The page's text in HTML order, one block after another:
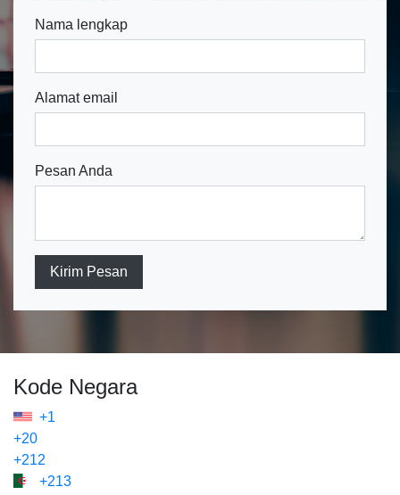
Nama lengkap
Alamat email
Pesan Anda
Kirim Pesan
Kode Negara
+1
+20
+212
+213